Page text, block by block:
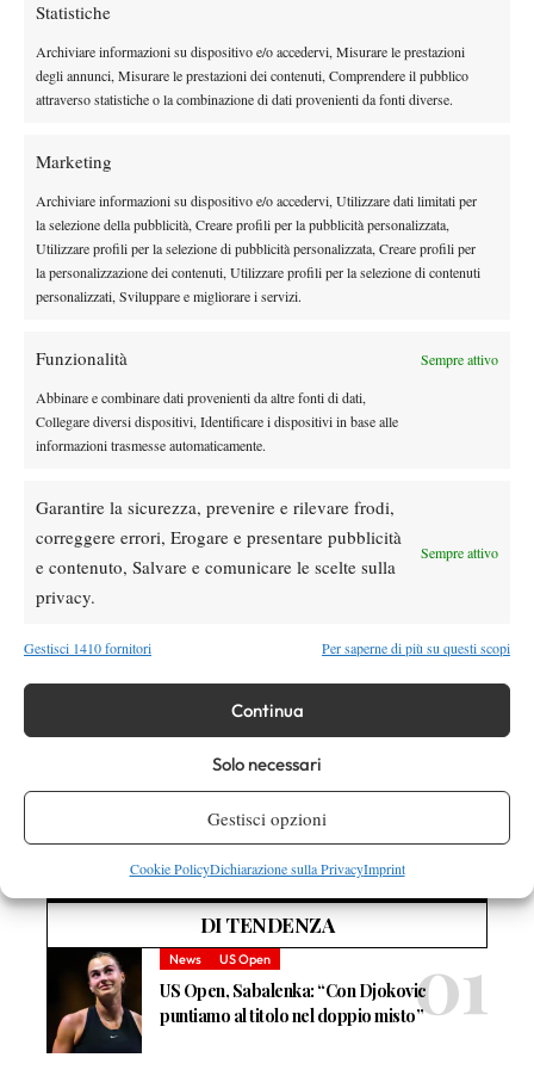
Statistiche
Archiviare informazioni su dispositivo e/o accedervi, Misurare le prestazioni
degli annunci, Misurare le prestazioni dei contenuti, Comprendere il pubblico
attraverso statistiche o la combinazione di dati provenienti da fonti diverse.
Marketing
Archiviare informazioni su dispositivo e/o accedervi, Utilizzare dati limitati per
la selezione della pubblicità, Creare profili per la pubblicità personalizzata,
Utilizzare profili per la selezione di pubblicità personalizzata, Creare profili per
la personalizzazione dei contenuti, Utilizzare profili per la selezione di contenuti
personalizzati, Sviluppare e migliorare i servizi.
Funzionalità Sempre attivo
Abbinare e combinare dati provenienti da altre fonti di dati,
Collegare diversi dispositivi, Identificare i dispositivi in base alle
informazioni trasmesse automaticamente.
Garantire la sicurezza, prevenire e rilevare frodi,
correggere errori, Erogare e presentare pubblicità
e contenuto, Salvare e comunicare le scelte sulla
privacy.
Sempre attivo
Gestisci 1410 fornitori Per saperne di più su questi scopi
Continua
Solo necessari
Gestisci opzioni
Cookie PolicyDichiarazione sulla PrivacyImprint
parte dei club presenti sono privati, puoi entrare ad allenarti
solo se conosci qualcuno, ma a volte capita anche che ti caccino
fuori ugualmente dal circolo”.
Condizione critica che, come emerge da queste conclusioni finali
tennistiche. “
è la reperibilità degli strumenti necessari per giocare come
racchette, corde, palline. In più di una circostanza mi è capitato
di prestare la mia attrezzature oppure di condividerla con quella
dei miei amici, per provare le varie differenze. A questo
purtroppo si aggiunge il fatto che la Federazione non si muove
talenti, senza contare il fatto che qui mancano completamente
tecnici stranieri.”
LE ALTRE PUNTATE
TAGGED:
Devi essere per inviare un commento.
DI TENDENZA
News US Open
US Open, Sabalenka: “Con Djokovic
puntiamo al titolo nel doppio misto”